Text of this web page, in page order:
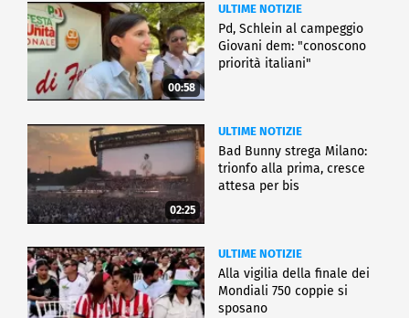
00:58
ULTIME NOTIZIE
Pd, Schlein al campeggio
Giovani dem: "conoscono
priorità italiani"
02:25
ULTIME NOTIZIE
Bad Bunny strega Milano:
trionfo alla prima, cresce
attesa per bis
ULTIME NOTIZIE
Alla vigilia della finale dei
Mondiali 750 coppie si
sposano